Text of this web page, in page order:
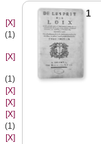
[X]
(1)
[X]
(1)
[X]
[X]
[X]
(1)
[X]
1